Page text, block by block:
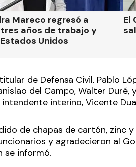
Mareco regresó a
años de trabajo y
Unidos
El
de Defensa Civil, Pablo
del Campo, Walter
interino, Vicente
de chapas de cartón, zinc
y agradecieron al
se informó.